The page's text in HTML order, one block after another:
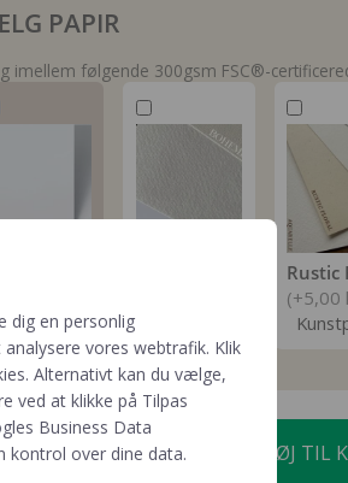
PAPIR
imellem følgende 300gsm FSC®-
i prisen
Rustic
(+5,00
+ TILFØJ TIL
dig en personlig
vores webtrafik. Klik
Alternativt kan du vælge,
ved at klikke på Tilpas
Business Data
kontrol over dine data.